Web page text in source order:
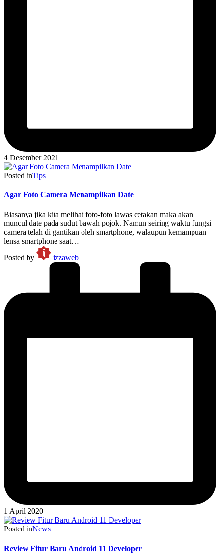
4 Desember 2021
Posted inTips
Agar Foto Camera Menampilkan Date
Biasanya jika kita melihat foto-foto lawas cetakan maka akan
muncul date pada sudut bawah pojok. Namun seiring waktu fungsi
camera telah di gantikan oleh smartphone, walaupun kemampuan
lensa smartphone saat…
Posted by
izzaweb
1 April 2020
Posted inNews
Review Fitur Baru Android 11 Developer